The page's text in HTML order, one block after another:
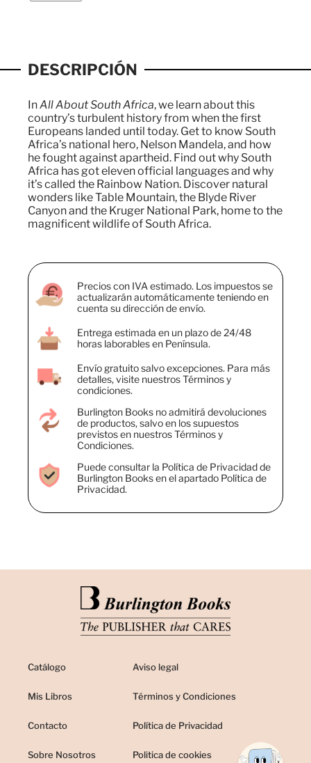
DESCRIPCIÓN
InAll About South Africa, we learn about this
country’s turbulent history from when the first
Europeans landed until today. Get to know South
Africa’s national hero, Nelson Mandela, and how
he fought against apartheid. Find out why South
Africa has got eleven official languages and why
it’s called the Rainbow Nation. Discover natural
wonders like Table Mountain, the Blyde River
Canyon and the Kruger National Park, home to the
magnificent wildlife of South Africa.
Precios con IVA estimado. Los impuestos se
actualizarán automáticamente teniendo en
cuenta su dirección de envío.
Entrega estimada en un plazo de 24/48
horas laborables en Península.
Envío gratuito salvo excepciones. Para más
detalles, visite nuestros Términos y
condiciones.
Burlington Books no admitirá devoluciones
de productos, salvo en los supuestos
previstos en nuestros Términos y
Condiciones.
Puede consultar la Política de Privacidad de
Burlington Books en el apartado Política de
Privacidad.
Catálogo
Mis Libros
Contacto
Sobre Nosotros
Aviso legal
Términos y Condiciones
Política de Privacidad
Politica de cookies